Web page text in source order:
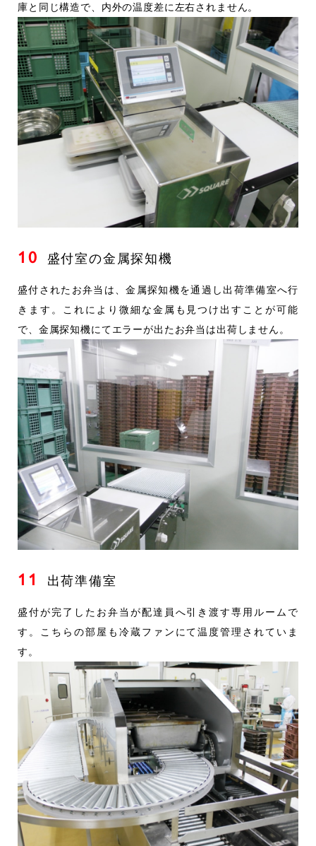
庫と同じ構造で、内外の温度差に左右されません。
10 盛付室の金属探知機
盛付されたお弁当は、金属探知機を通過し出荷準備室へ行
きます。これにより微細な金属も見つけ出すことが可能
で、金属探知機にてエラーが出たお弁当は出荷しません。
11 出荷準備室
盛付が完了したお弁当が配達員へ引き渡す専用ルームで
す。こちらの部屋も冷蔵ファンにて温度管理されていま
す。